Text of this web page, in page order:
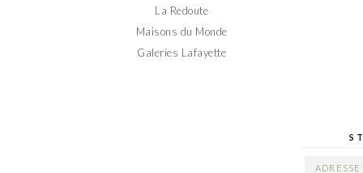
La Redoute
Maisons du Monde
Galeries Lafayette
ADRESSE